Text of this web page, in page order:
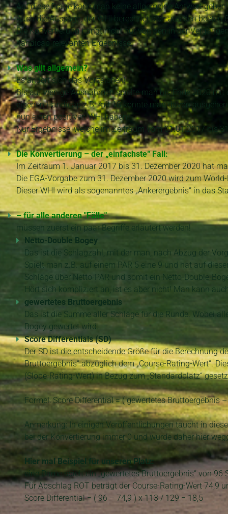
Auf diese Frage kann man keine allgemeine Antwort geben!
Auch die Aussage, der WHI berechnet sich aus den
Die Konvertierung hängt nicht nur von den in der
handicap-relevanten Ergebnisse.
Was gilt allgemein?
Es ändert sich das Vorzeichen!
Bis auf wenige Ausnahmen spielte man bis Ende 2020
eigenen Handicap z.B. mit 18 konnte man davon
nun einen positiven WHI haben!
Nur Ergebnisse, welche im Zeitraum vom 01.01.2017 bis
Die Konvertierung – der „einfachste“ Fall:
Im Zeitraum 1. Januar 2017 bis 31. Dezember 2020 hat
Die EGA-Vorgabe zum 31. Dezember 2020 wird zum
Dieser WHI wird als sogenanntes „Ankerergebnis“ in das
–für alle anderen "Fälle"
müssen zuerst ein paar Begriffe erläutert werden!
Netto-Double Bogey
Das ist die Schlagzahl, mit der man, nach Abzug der
Spielt man z.B. auf einem PAR 5 eine 9 und hat auf
Schläge über Netto-PAR und somit ein Netto-Double-
Hört sich kompliziert an, ist es aber nicht! Man kann
gewertetes Bruttoergebnis
Das ist die Summe aller Schläge für die Runde. Wobei
Bogey gewertet wird.
Score Differentials (SD)
Der SD ist die entscheidende Größe für die Berechnung
Bruttoergebnis“ abzüglich dem „Course-Rating-Wert“.
(Slope-Rating-Wert) in Bezug zum „Standardplatz“
Formel: Score Differential = ( gewertetes Bruttoergebnis
Anmerkung: In einigen Veröffentlichungen taucht in
bei der Konvertierung immer 0 und wurde daher hier
Hier mal Beispiel für unseren Platz:
eine Dame spielt ein „gewertetes Bruttoergebnis“ von 96
Für Abschlag ROT beträgt der Course-Rating-Wert 74,9
Score Differential = ( 96 – 74,9 ) x 113 / 129 = 18,5